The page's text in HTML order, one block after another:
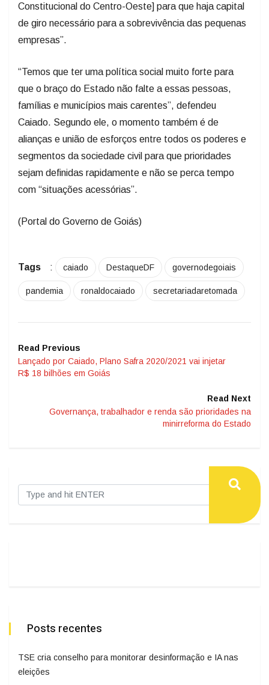
Constitucional do Centro-Oeste] para que haja capital
de giro necessário para a sobrevivência das pequenas
empresas”.
“Temos que ter uma política social muito forte para
que o braço do Estado não falte a essas pessoas,
famílias e municípios mais carentes”, defendeu
Caiado. Segundo ele, o momento também é de
alianças e união de esforços entre todos os poderes e
segmentos da sociedade civil para que prioridades
sejam definidas rapidamente e não se perca tempo
com “situações acessórias”.
(Portal do Governo de Goiás)
Tags : caiado DestaqueDF governodegoiais
pandemia ronaldocaiado secretariadaretomada
Read Previous
Lançado por Caiado, Plano Safra 2020/2021 vai injetar
R$ 18 bilhões em Goiás
Read Next
Governança, trabalhador e renda são prioridades na
minirreforma do Estado
Posts recentes
TSE cria conselho para monitorar desinformação e IA nas
eleições